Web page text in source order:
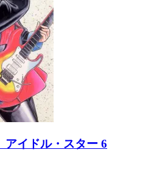
イドル・スター 6